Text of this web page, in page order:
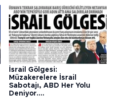
İsrail Gölgesi:
Müzakerelere İsrail
Sabotajı, ABD Her Yolu
Deniyor....